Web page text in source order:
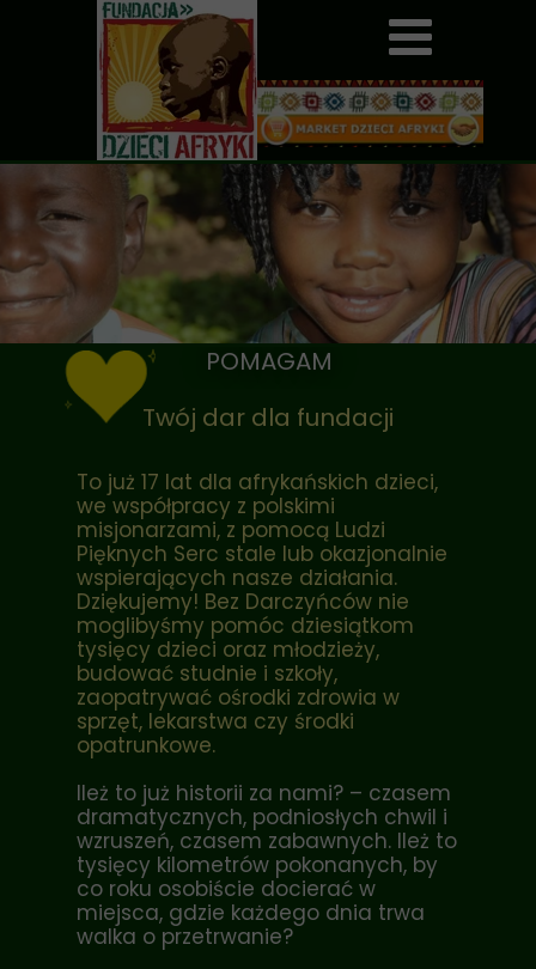
POMAGAM
To już 17 lat dla afrykańskich dzieci,
we współpracy z polskimi
misjonarzami, z pomocą Ludzi
Pięknych Serc stale lub okazjonalnie
wspierających nasze działania.
Dziękujemy! Bez Darczyńców nie
moglibyśmy pomóc dziesiątkom
tysięcy dzieci oraz młodzieży,
budować studnie i szkoły,
zaopatrywać ośrodki zdrowia w
sprzęt, lekarstwa czy środki
opatrunkowe.
Ileż to już historii za nami? – czasem
dramatycznych, podniosłych chwil i
wzruszeń, czasem zabawnych. Ileż to
tysięcy kilometrów pokonanych, by
co roku osobiście docierać w
miejsca, gdzie każdego dnia trwa
walka o przetrwanie?
Twój dar dla fundacji